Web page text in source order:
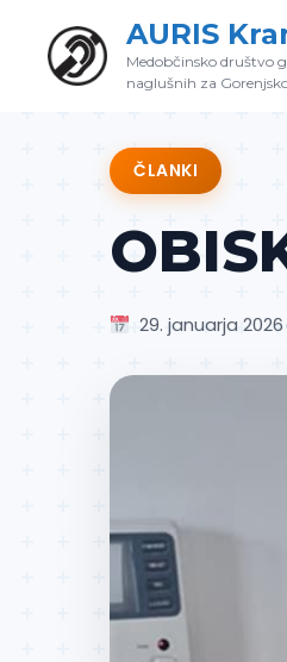
content
AURIS
Medobčinsko društvo
naglušnih za
ČLANKI
29. januarja 2026